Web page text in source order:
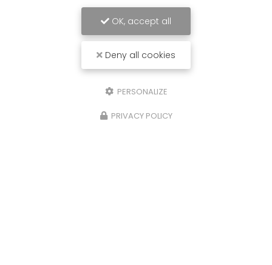
OK, accept all
Deny all cookies
PERSONALIZE
PRIVACY POLICY